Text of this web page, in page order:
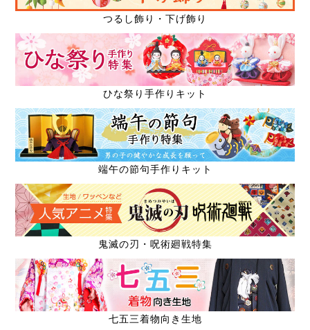
つるし飾り・下げ飾り
ひな祭り手作りキット
端午の節句手作りキット
鬼滅の刃・呪術廻戦特集
七五三着物向き生地